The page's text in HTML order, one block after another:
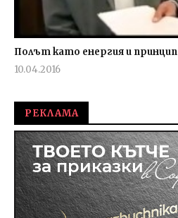
Полът като енергия и принцип
10.04.2016
РЕКЛАМА